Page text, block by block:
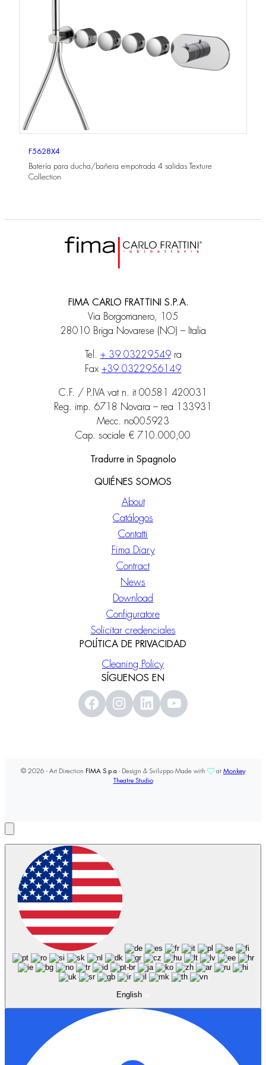
F5628X4
Batería para ducha/bañera empotrada 4 salidas Texture
Collection
FIMA CARLO FRATTINI S.P.A.
Via Borgomanero, 105
28010 Briga Novarese (NO) – Italia
Tel. + 39 03229549ra
Fax +39 0322956149
C.F. / P.IVA vat n. it 00581 420031
Reg. imp. 6718 Novara – rea 133931
Mecc. no005923
Cap. sociale € 710.000,00
Tradurre in Spagnolo
QUIÉNES SOMOS
About
Catálogos
Contatti
Fima Diary
Contract
News
Download
Configuratore
Solicitar credenciales
POLÍTICA DE PRIVACIDAD
Cleaning Policy
SÍGUENOS EN
© 2026 - Art Direction FIMA S.p.a - Design & Sviluppo Made with at Monkey
Theatre Studio
English